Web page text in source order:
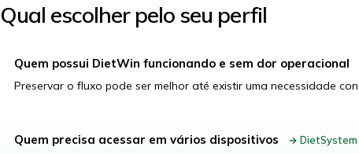
Qual escolher pelo seu perfil
Quem possui DietWin funcionando e sem dor operacional
Preservar o fluxo pode ser melhor até existir uma necessidade
Quem precisa acessar em vários dispositivos → DietSystem